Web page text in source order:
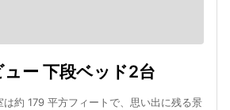
ー 下段ベッド2台
は約 179 平方フィートで、思い出に残る景